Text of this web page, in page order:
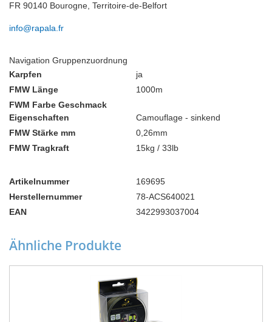
FR 90140 Bourogne, Territoire-de-Belfort
info@rapala.fr
Navigation Gruppenzuordnung
Karpfen
ja
FMW Länge
1000m
FWM Farbe Geschmack
Eigenschaften
Camouflage - sinkend
FMW Stärke mm
0,26mm
FMW Tragkraft
15kg / 33lb
Artikelnummer
169695
Herstellernummer
78-ACS640021
EAN
3422993037004
Ähnliche Produkte